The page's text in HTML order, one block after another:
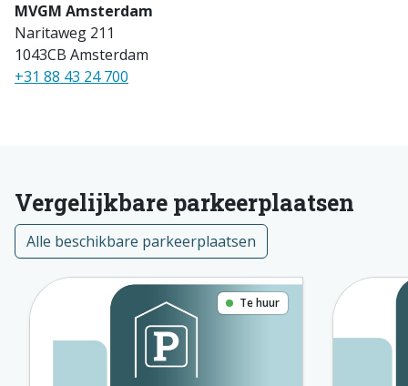
MVGM Amsterdam
Naritaweg 211
1043CB Amsterdam
+31 88 43 24 700
Vergelijkbare parkeerplaatsen
Alle beschikbare parkeerplaatsen
Te huur